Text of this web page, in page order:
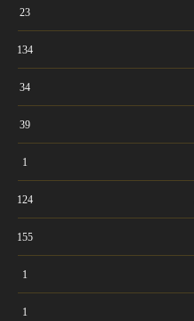
23
134
34
39
1
124
155
1
1